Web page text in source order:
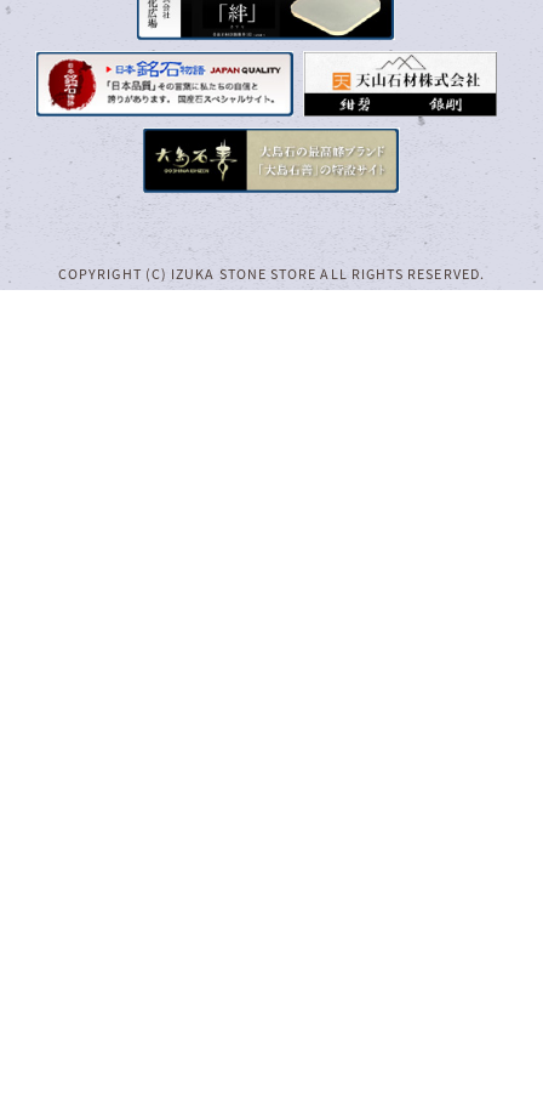
COPYRIGHT (C) IZUKA STONE STORE ALL RIGHTS RESERVED.